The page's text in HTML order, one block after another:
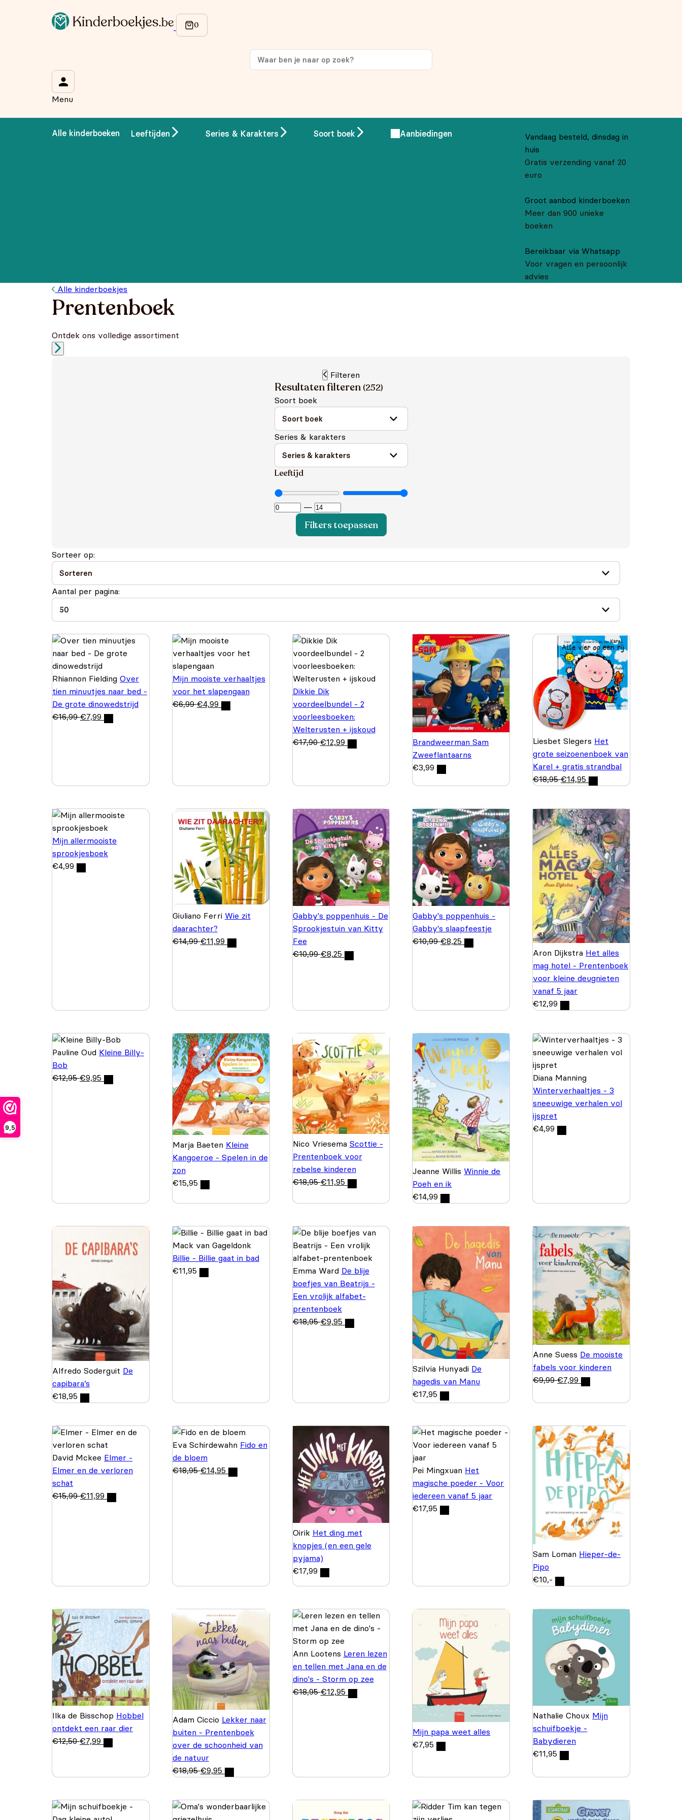
9,5
Menu
Alle kinderboeken Leeftijden Series & Karakters Soort boek Aanbiedingen
Vandaag besteld, dinsdag in
huis
Gratis verzending vanaf 20
euro
Groot aanbod kinderboeken
Meer dan 900 unieke
boeken
Bereikbaar via Whatsapp
Voor vragen en persoonlijk
advies
Alle kinderboekjes
Prentenboek
Ontdek ons volledige assortiment
Filteren
Resultaten filteren (252)
Soort boek
Series & karakters
Leeftijd
—
Filters toepassen
Sorteer op:
Aantal per pagina:
Rhiannon Fielding Over
tien minuutjes naar bed -
De grote dinowedstrijd
€16,99 €7,99
Mijn mooiste verhaaltjes
voor het slapengaan
€6,99 €4,99
Dikkie Dik
voordeelbundel - 2
voorleesboeken:
Welterusten + ijskoud
€17,90 €12,99
Brandweerman Sam
Zweeflantaarns
€3,99
Liesbet Slegers Het
grote seizoenenboek van
Karel + gratis strandbal
€18,95 €14,95
Mijn allermooiste
sprookjesboek
€4,99
Giuliano Ferri Wie zit
daarachter?
€14,99 €11,99
Gabby's poppenhuis - De
Sprookjestuin van Kitty
Fee
€10,99 €8,25
Gabby's poppenhuis -
Gabby's slaapfeestje
€10,99 €8,25
Aron Dijkstra Het alles
mag hotel - Prentenboek
voor kleine deugnieten
vanaf 5 jaar
€12,99
Pauline Oud Kleine Billy-
Bob
€12,95 €9,95
Marja Baeten Kleine
Kangoeroe - Spelen in de
zon
€15,95
Nico Vriesema Scottie -
Prentenboek voor
rebelse kinderen
€18,95 €11,95
Jeanne Willis Winnie de
Poeh en ik
€14,99
Diana Manning
Winterverhaaltjes - 3
sneeuwige verhalen vol
ijspret
€4,99
Alfredo Soderguit De
capibara’s
€18,95
Mack van Gageldonk
Billie - Billie gaat in bad
€11,95 Emma Ward De blije
boefjes van Beatrijs -
Een vrolijk alfabet-
prentenboek
€18,95 €9,95
Szilvia Hunyadi De
hagedis van Manu
€17,95
Anne Suess De mooiste
fabels voor kinderen
€9,99 €7,99
David Mckee Elmer -
Elmer en de verloren
schat
€15,99 €11,99
Eva Schirdewahn Fido en
de bloem
€18,95 €14,95
Oirik Het ding met
knopjes (en een gele
pyjama)
€17,99
Pei Mingxuan Het
magische poeder - Voor
iedereen vanaf 5 jaar
€17,95
Sam Loman Hieper-de-
Pipo
€10,-
Ilka de Bisschop Hobbel
ontdekt een raar dier
€12,50 €7,99
Adam Ciccio Lekker naar
buiten - Prentenboek
over de schoonheid van
de natuur
€18,95 €9,95
Ann Lootens Leren lezen
en tellen met Jana en de
dino's - Storm op zee
€18,95 €12,95
Mijn papa weet alles
€7,95
Nathalie Choux Mijn
schuifboekje -
Babydieren
€11,95